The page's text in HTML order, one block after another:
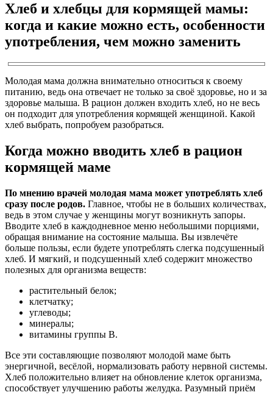
Хлеб и хлебцы для кормящей мамы:
когда и какие можно есть, особенности
употребления, чем можно заменить
Молодая мама должна внимательно относиться к своему
питанию, ведь она отвечает не только за своё здоровье, но и за
здоровье малыша. В рацион должен входить хлеб, но не весь
он подходит для употребления кормящей женщиной. Какой
хлеб выбрать, попробуем разобраться.
Когда можно вводить хлеб в рацион
кормящей маме
По мнению врачей молодая мама может употреблять хлеб
сразу после родов. Главное, чтобы не в больших количествах,
ведь в этом случае у женщины могут возникнуть запоры.
Вводите хлеб в каждодневное меню небольшими порциями,
обращая внимание на состояние малыша. Вы извлечёте
больше пользы, если будете употреблять слегка подсушенный
хлеб. И мягкий, и подсушенный хлеб содержит множество
полезных для организма веществ:
растительный белок;
клетчатку;
углеводы;
минералы;
витамины группы В.
Все эти составляющие позволяют молодой маме быть
энергичной, весёлой, нормализовать работу нервной системы.
Хлеб положительно влияет на обновление клеток организма,
способствует улучшению работы желудка. Разумный приём